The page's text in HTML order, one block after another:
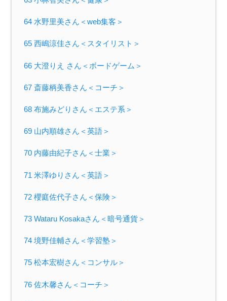
64 水野里美さん＜web集客＞
65 西嶋涼佳さん＜スタイリスト＞
66 大澄りえ さん＜ボードゲーム＞
67 斎藤柄美香さん＜コーチ＞
68 布施みどりさん＜エステ系＞
69 山内順雄さん＜英語＞
70 内藤由紀子さん＜士業＞
71 米澤ゆりさん＜英語＞
72 櫻庭佐代子さん＜保険＞
73 Wataru Kosakaさん＜暗号通貨＞
74 境野佳輔さん＜学習塾＞
75 松本宏樹さん＜コンサル＞
76 佐木馨さん＜コーチ＞